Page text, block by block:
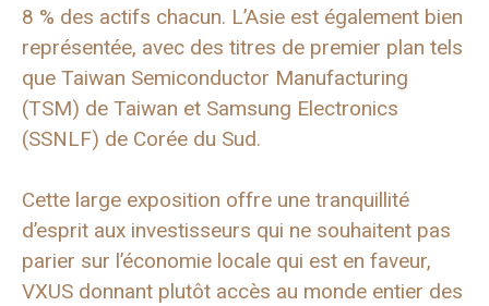
8 % des actifs chacun. L’Asie est également bien
représentée, avec des titres de premier plan tels
que Taiwan Semiconductor Manufacturing
(TSM) de Taiwan et Samsung Electronics
(SSNLF) de Corée du Sud.
Cette large exposition offre une tranquillité
d’esprit aux investisseurs qui ne souhaitent pas
parier sur l’économie locale qui est en faveur,
VXUS donnant plutôt accès au monde entier des